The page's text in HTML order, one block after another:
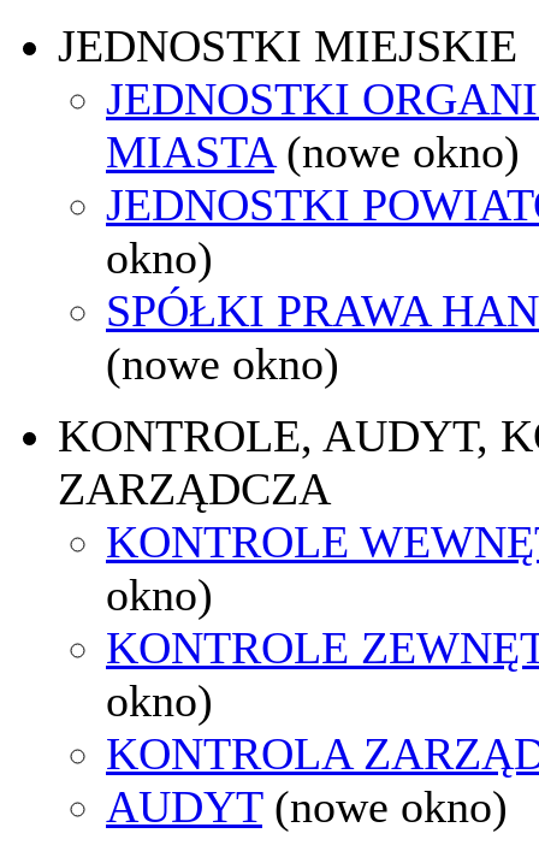
JEDNOSTKI MIEJSKIE
JEDNOSTKI
MIASTA (nowe okno)
JEDNOSTKI
okno)
SPÓŁKI PRAWA
(nowe okno)
KONTROLE, AUDYT,
ZARZĄDCZA
KONTROLE
okno)
KONTROLE
okno)
KONTROLA
AUDYT (nowe okno)